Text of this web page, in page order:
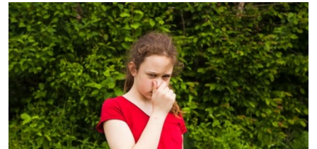
Дитяча кардіоревматологія
Дитяча неврологія
Дитяча ортопедія і травматологія
Дитяча оториноларингологія
Дитяча офтальмологія